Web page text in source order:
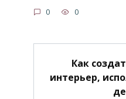
0 0
Как
интерьер,